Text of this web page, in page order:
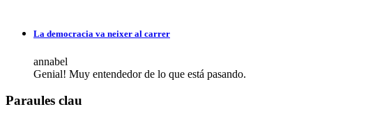
La democracia va neixer al carrer
annabel
Genial! Muy entendedor de lo que está pasando.
Paraules clau